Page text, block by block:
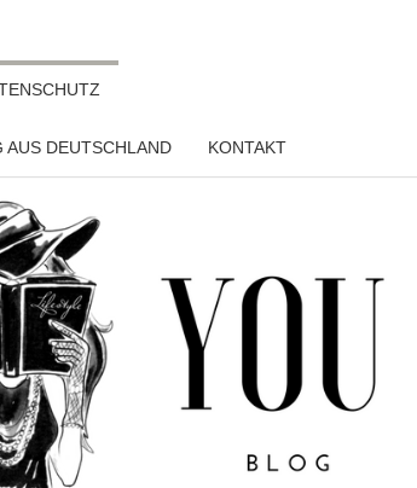
DEUTSCHLAND KONTAKT
PRETTY